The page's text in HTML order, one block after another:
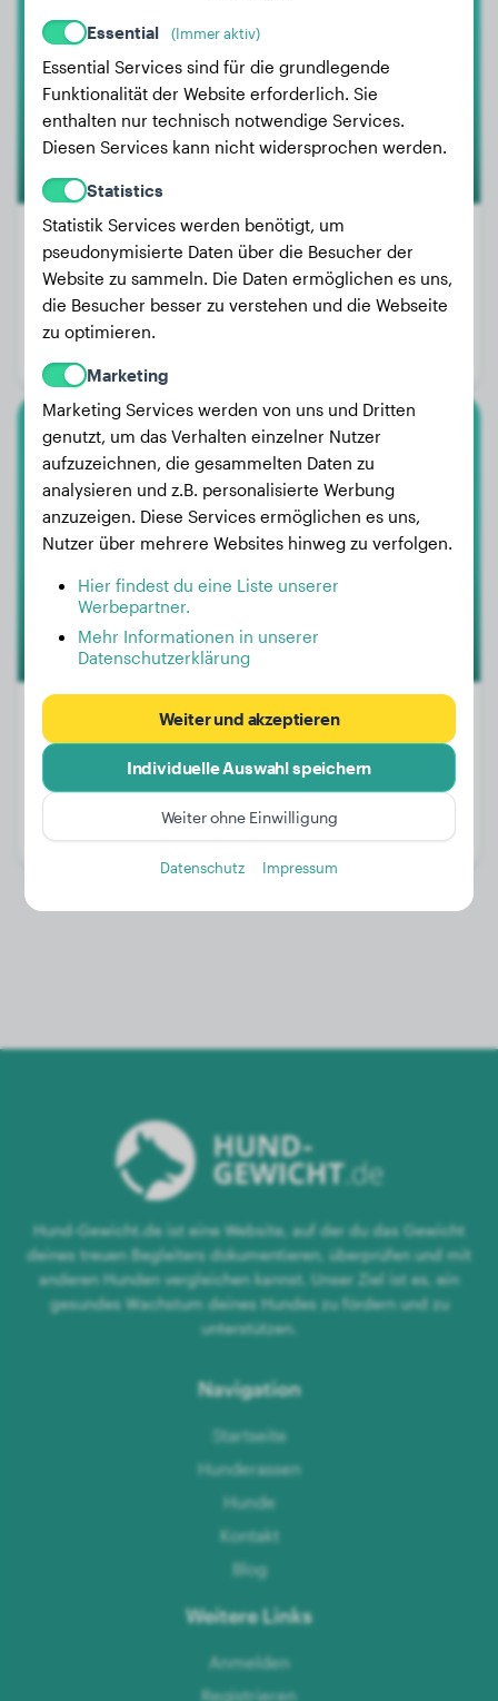
Bella
1
Gewicht:
7 kg
Alter:
Geschlecht:
Zwergpudel
Perry
Alter:
3 Jahre
Geschlecht:
Hündinn
Hund-Gewicht.de ist eine Website, auf der du das Gewicht
deines treuen Begleiters dokumentieren, überprüfen und mit
anderen Hunden vergleichen kannst. Unser Ziel ist es, ein
gesundes Wachstum deines Hundes zu fördern und zu
unterstützen.
Navigation
Startseite
Hunderassen
Hunde
Kontakt
Blog
Weitere Links
Anmelden
Registrieren
Essential (Immer aktiv)
Essential Services sind für die grundlegende
Funktionalität der Website erforderlich. Sie
enthalten nur technisch notwendige Services.
Diesen Services kann nicht widersprochen werden.
Statistics
Statistik Services werden benötigt, um
pseudonymisierte Daten über die Besucher der
Website zu sammeln. Die Daten ermöglichen es uns,
die Besucher besser zu verstehen und die Webseite
zu optimieren.
Marketing
Marketing Services werden von uns und Dritten
genutzt, um das Verhalten einzelner Nutzer
aufzuzeichnen, die gesammelten Daten zu
analysieren und z.B. personalisierte Werbung
anzuzeigen. Diese Services ermöglichen es uns,
Nutzer über mehrere Websites hinweg zu verfolgen.
Hier findest du eine Liste unserer
Werbepartner.
Mehr Informationen in unserer
Datenschutzerklärung
Weiter und akzeptieren
Individuelle Auswahl speichern
Weiter ohne Einwilligung
Datenschutz Impressum